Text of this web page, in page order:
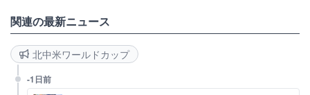
関連の最新ニュース
北中米ワールドカップ
-1日前